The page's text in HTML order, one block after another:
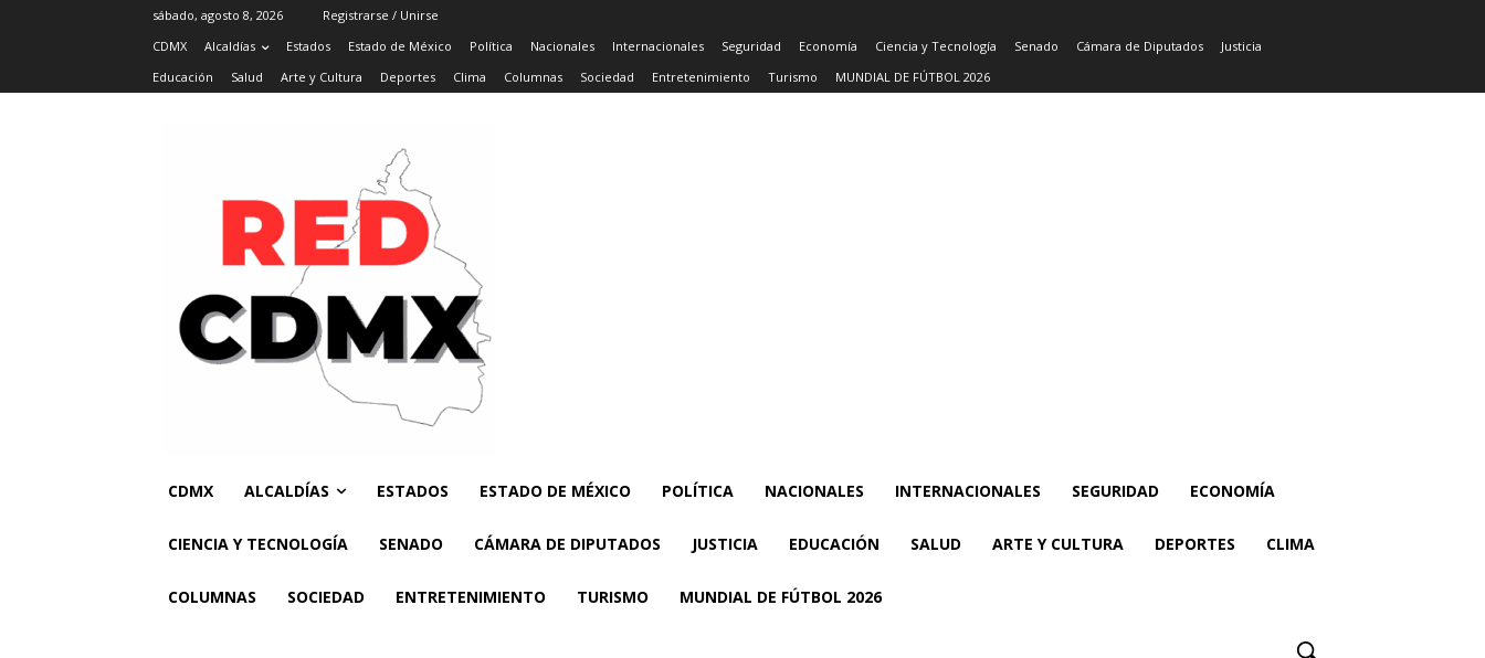
sábado, agosto 8, 2026
Registrarse / Unirse
CDMX
Alcaldías Estados Estado de México Política Nacionales Internacionales Seguridad Economía Ciencia y Tecnología Senado Cámara de Diputados
Justicia
Educación
Salud Arte y Cultura Deportes Clima Columnas Sociedad Entretenimiento Turismo MUNDIAL DE FÚTBOL 2026
CDMX ALCALDÍAS ESTADOS ESTADO DE MÉXICO POLÍTICA NACIONALES INTERNACIONALES SEGURIDAD ECONOMÍA
CIENCIA Y TECNOLOGÍA SENADO CÁMARA DE DIPUTADOS JUSTICIA EDUCACIÓN SALUD ARTE Y CULTURA DEPORTES CLIMA
COLUMNAS SOCIEDAD ENTRETENIMIENTO TURISMO MUNDIAL DE FÚTBOL 2026